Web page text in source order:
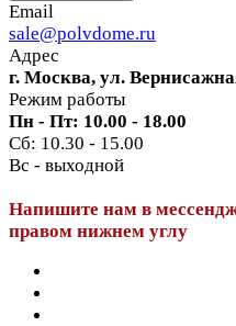
Email
sale@polvdome.ru
Адрес
г. Москва, ул.
Режим работы
Пн - Пт: 10.00 - 18.00
Сб: 10.30 - 15.00
Вс - выходной
Напишите нам в
правом нижнем углу